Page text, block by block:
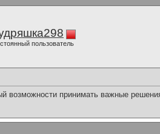
пользователь
возможности принимать важные